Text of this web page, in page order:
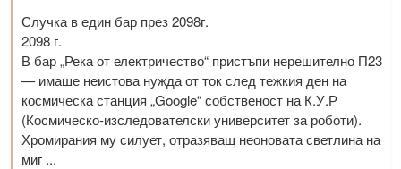
Случка в един бар през 2098г.
2098 г.
В бар „Река от електричество“ пристъпи нерешително П23
— имаше неистова нужда от ток след тежкия ден на
космическа станция „Google“ собственост на К.У.Р
(Космическо-изследователски университет за роботи).
Хромирания му силует, отразяващ неоновата светлина на
миг ...